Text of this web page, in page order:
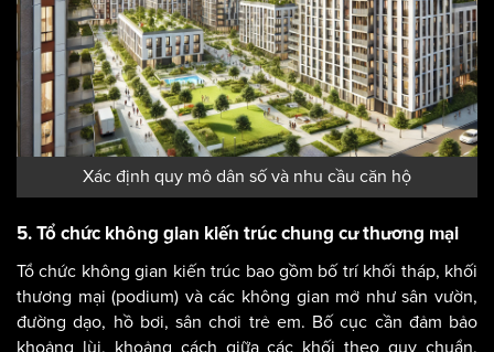
Xác định quy mô dân số và nhu cầu căn hộ
5. Tổ chức không gian kiến trúc chung cư thương mại
Tổ chức không gian kiến trúc bao gồm bố trí khối tháp, khối
thương mại (podium) và các không gian mở như sân vườn,
đường dạo, hồ bơi, sân chơi trẻ em. Bố cục cần đảm bảo
khoảng lùi, khoảng cách giữa các khối theo quy chuẩn,